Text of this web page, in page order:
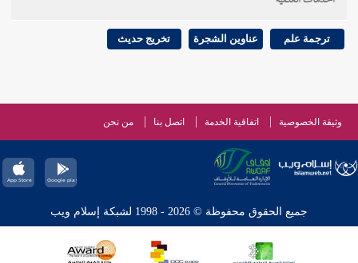
ترجمة علم عناوين الشجرة تخريج حديث
وثيقة الخصوصية اتفاقية الخدمة اتصل بنا من نحن
جميع الحقوق محفوظة © 2026 - 1998 لشبكة إسلام ويب